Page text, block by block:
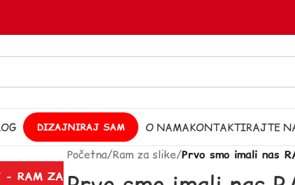
DIZAJNIRAJ SAM O NAMAKONTAKTIRAJTE
- RAM ZA
Početna/Ram za slike/Prvo smo imali nas